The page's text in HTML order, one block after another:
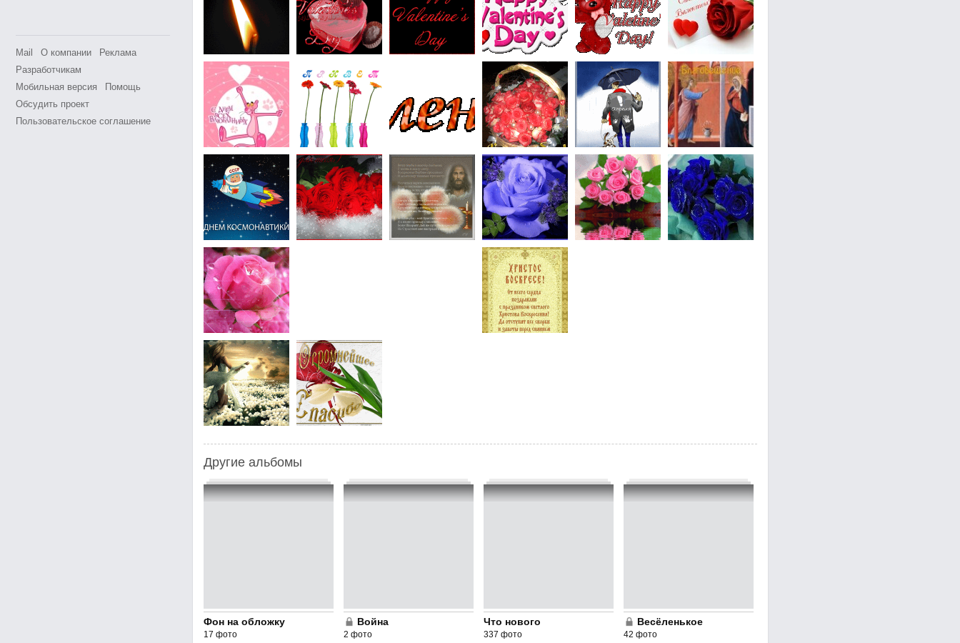
Mail О компании
Реклама
Разработчикам
Мобильная версия
Помощь
Обсудить проект
Пользовательское соглашение
Другие альбомы
Фон на обложку
17 фото
Война
2 фото
Что нового
337 фото
Весёленькое
42 фото